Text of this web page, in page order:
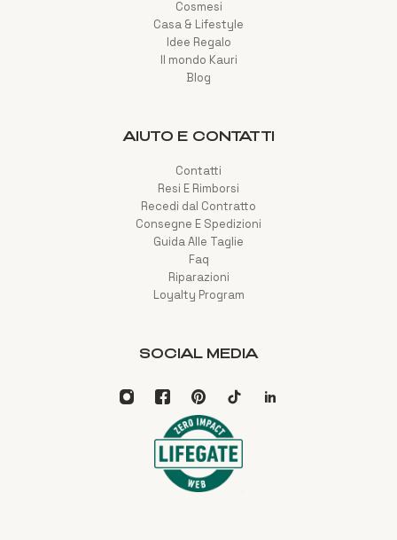
Cosmesi
Casa & Lifestyle
Idee Regalo
Il mondo Kauri
Blog
AIUTO E CONTATTI
Contatti
Resi E Rimborsi
Recedi dal Contratto
Consegne E Spedizioni
Guida Alle Taglie
Faq
Riparazioni
Loyalty Program
SOCIAL MEDIA